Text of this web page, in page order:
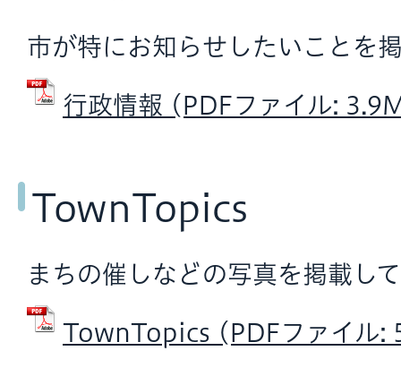
市が特にお知らせしたいことを
行政情報 (PDFファイル:
TownTopics
まちの催しなどの写真を掲載し
TownTopics (PDFファイル: